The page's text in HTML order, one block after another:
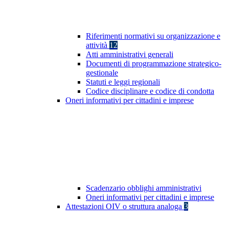
Riferimenti normativi su organizzazione e
attività 12
Atti amministrativi generali
Documenti di programmazione strategico-
gestionale
Statuti e leggi regionali
Codice disciplinare e codice di condotta
Oneri informativi per cittadini e imprese
Scadenzario obblighi amministrativi
Oneri informativi per cittadini e imprese
Attestazioni OIV o struttura analoga 3